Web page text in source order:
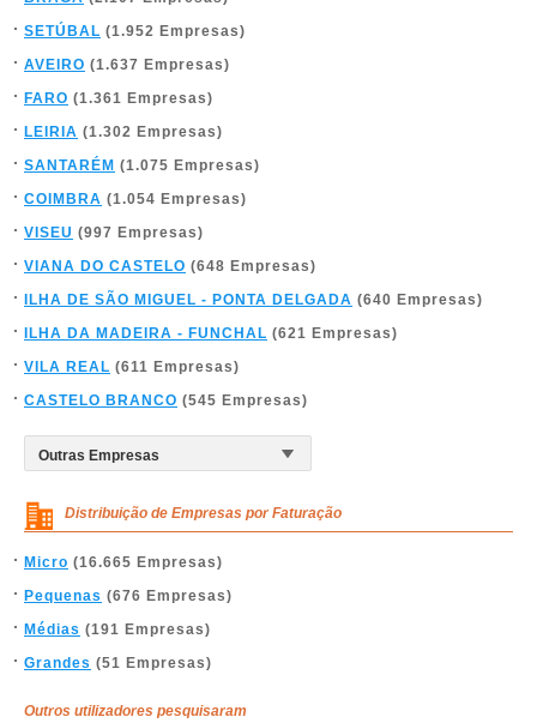
SETÚBAL (1.952 Empresas)
AVEIRO (1.637 Empresas)
FARO (1.361 Empresas)
LEIRIA (1.302 Empresas)
SANTARÉM (1.075 Empresas)
COIMBRA (1.054 Empresas)
VISEU (997 Empresas)
VIANA DO CASTELO (648 Empresas)
ILHA DE SÃO MIGUEL - PONTA DELGADA (640 Empresas)
ILHA DA MADEIRA - FUNCHAL (621 Empresas)
VILA REAL (611 Empresas)
CASTELO BRANCO (545 Empresas)
Distribuição de Empresas por Faturação
Micro (16.665 Empresas)
Pequenas (676 Empresas)
Médias (191 Empresas)
Grandes (51 Empresas)
Outros utilizadores pesquisaram